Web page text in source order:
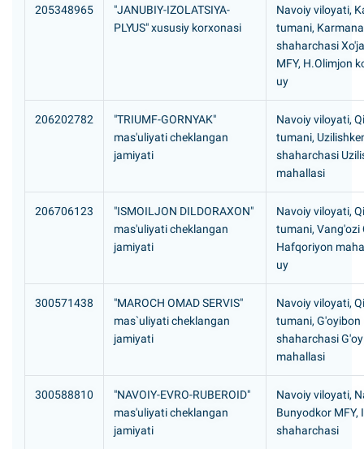
205348965
"JANUBIY-IZOLATSIYA-
PLYUS" xususiy korxonasi
Navoiy viloyati,
tumani, Karmana
shaharchasi
MFY, H.Olimjon
uy
206202782
"TRIUMF-GORNYAK"
mas'uliyati cheklangan
jamiyati
Navoiy viloyati,
tumani,
shaharchasi
mahallasi
206706123
"ISMOILJON DILDORAXON"
mas'uliyati cheklangan
jamiyati
Navoiy viloyati,
tumani, Vang'ozi
Hafqoriyon
uy
300571438
"MAROCH OMAD SERVIS"
mas`uliyati cheklangan
jamiyati
Navoiy viloyati,
tumani, G'oyibon
shaharchasi
mahallasi
300588810
"NAVOIY-EVRO-RUBEROID"
mas'uliyati cheklangan
jamiyati
Navoiy viloyati,
Bunyodkor MFY,
shaharchasi